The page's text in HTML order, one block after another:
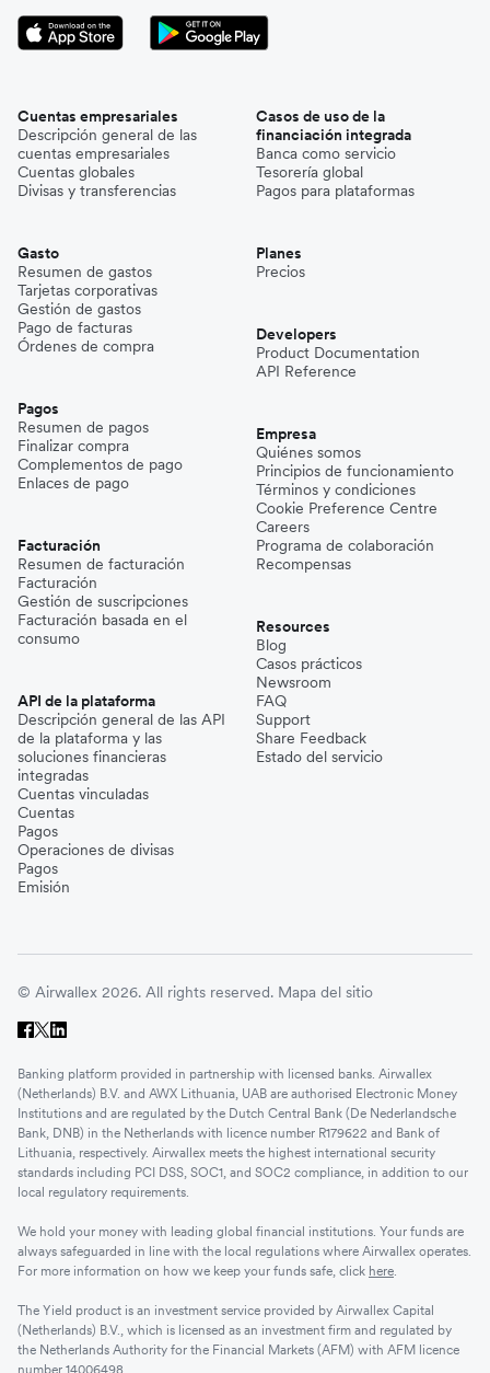
Cuentas empresariales
Descripción general de las
cuentas empresariales
Cuentas globales
Divisas y transferencias
Gasto
Resumen de gastos
Tarjetas corporativas
Gestión de gastos
Pago de facturas
Órdenes de compra
Pagos
Resumen de pagos
Finalizar compra
Complementos de pago
Enlaces de pago
Facturación
Resumen de facturación
Facturación
Gestión de suscripciones
Facturación basada en el
consumo
API de la plataforma
Descripción general de las API
de la plataforma y las
soluciones financieras
integradas
Cuentas vinculadas
Cuentas
Pagos
Operaciones de divisas
Pagos
Emisión
Casos de uso de la
financiación integrada
Banca como servicio
Tesorería global
Pagos para plataformas
Planes
Precios
Developers
Product Documentation
API Reference
Empresa
Quiénes somos
Principios de funcionamiento
Términos y condiciones
Cookie Preference Centre
Careers
Programa de colaboración
Recompensas
Resources
Blog
Casos prácticos
Newsroom
FAQ
Support
Share Feedback
Estado del servicio
© Airwallex 2026. All rights reserved. Mapa del sitio
Banking platform provided in partnership with licensed banks. Airwallex
(Netherlands) B.V. and AWX Lithuania, UAB are authorised Electronic Money
Institutions and are regulated by the Dutch Central Bank (De Nederlandsche
Bank, DNB) in the Netherlands with licence number R179622 and Bank of
Lithuania, respectively. Airwallex meets the highest international security
standards including PCI DSS, SOC1, and SOC2 compliance, in addition to our
local regulatory requirements.
We hold your money with leading global financial institutions. Your funds are
always safeguarded in line with the local regulations where Airwallex operates.
For more information on how we keep your funds safe, click here.
The Yield product is an investment service provided by Airwallex Capital
(Netherlands) B.V., which is licensed as an investment firm and regulated by
the Netherlands Authority for the Financial Markets (AFM) with AFM licence
number 14006498.